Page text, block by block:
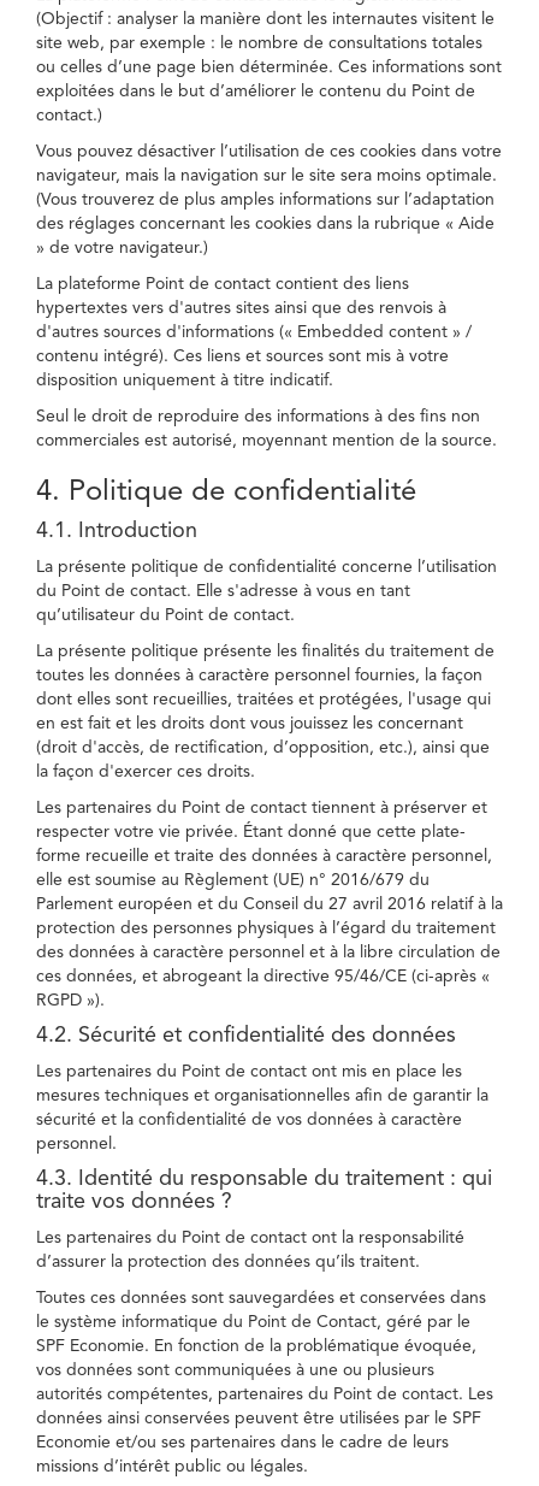
(Objectif : analyser la manière dont les internautes visitent le
site web, par exemple : le nombre de consultations totales
ou celles d’une page bien déterminée. Ces informations sont
exploitées dans le but d’améliorer le contenu du Point de
contact.)
Vous pouvez désactiver l’utilisation de ces cookies dans votre
navigateur, mais la navigation sur le site sera moins optimale.
(Vous trouverez de plus amples informations sur l’adaptation
des réglages concernant les cookies dans la rubrique « Aide
» de votre navigateur.)
La plateforme Point de contact contient des liens
hypertextes vers d'autres sites ainsi que des renvois à
d'autres sources d'informations (« Embedded content » /
contenu intégré). Ces liens et sources sont mis à votre
disposition uniquement à titre indicatif.
Seul le droit de reproduire des informations à des fins non
commerciales est autorisé, moyennant mention de la source.
4. Politique de confidentialité
4.1. Introduction
La présente politique de confidentialité concerne l’utilisation
du Point de contact. Elle s'adresse à vous en tant
qu’utilisateur du Point de contact.
La présente politique présente les finalités du traitement de
toutes les données à caractère personnel fournies, la façon
dont elles sont recueillies, traitées et protégées, l'usage qui
en est fait et les droits dont vous jouissez les concernant
(droit d'accès, de rectification, d’opposition, etc.), ainsi que
la façon d'exercer ces droits.
Les partenaires du Point de contact tiennent à préserver et
respecter votre vie privée. Étant donné que cette plate-
forme recueille et traite des données à caractère personnel,
elle est soumise au Règlement (UE) n° 2016/679 du
Parlement européen et du Conseil du 27 avril 2016 relatif à la
protection des personnes physiques à l’égard du traitement
des données à caractère personnel et à la libre circulation de
ces données, et abrogeant la directive 95/46/CE (ci-après «
RGPD »).
4.2. Sécurité et confidentialité des données
Les partenaires du Point de contact ont mis en place les
mesures techniques et organisationnelles afin de garantir la
sécurité et la confidentialité de vos données à caractère
personnel.
4.3. Identité du responsable du traitement : qui
traite vos données ?
Les partenaires du Point de contact ont la responsabilité
d’assurer la protection des données qu’ils traitent.
Toutes ces données sont sauvegardées et conservées dans
le système informatique du Point de Contact, géré par le
SPF Economie. En fonction de la problématique évoquée,
vos données sont communiquées à une ou plusieurs
autorités compétentes, partenaires du Point de contact. Les
données ainsi conservées peuvent être utilisées par le SPF
Economie et/ou ses partenaires dans le cadre de leurs
missions d’intérêt public ou légales.